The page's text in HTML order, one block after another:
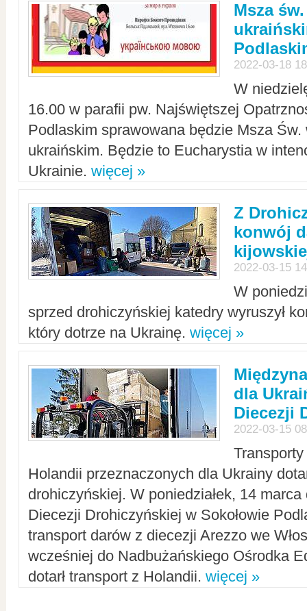
Msza
2022-03-18
W
16.00 w parafii pw. Najświętszej
Podlaskim sprawowana będzie Msza Św.
ukraińskim. Będzie to Eucharystia w
Ukrainie. więcej »
Z
konwój
2022-03-15
W
sprzed drohiczyńskiej katedry wyruszył
który dotrze na Ukrainę. więcej »
dla
Diecezji
2022-03-15
Holandii przeznaczonych dla Ukrainy
drohiczyńskiej. W poniedziałek, 14
Diecezji Drohiczyńskiej w Sokołowie
transport darów z diecezji Arezzo we
wcześniej do Nadbużańskiego Ośrodka
dotarł transport z Holandii. więcej »